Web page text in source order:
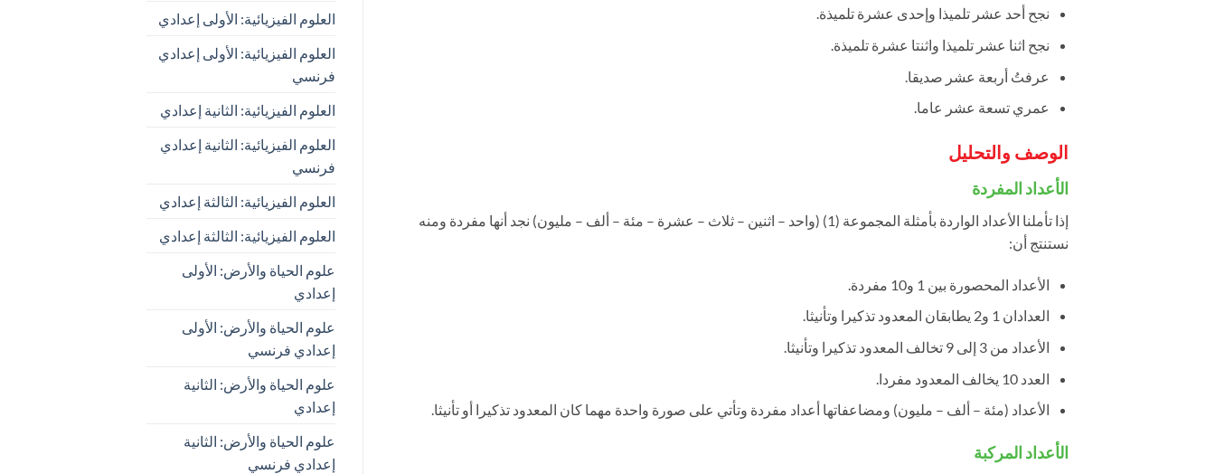
نجح أحد عشر تلميذا وإحدى عشرة تلميذة.
نجح اثنا عشر تلميذا واثنتا عشرة تلميذة.
عرفتُ أربعة عشر صديقا.
عمري تسعة عشر عاما.
الوصف والتحليل
الأعداد المفردة
إذا تأملنا الأعداد الواردة بأمثلة المجموعة (1) (واحد – اثنين – ثلاث – عشرة – مئة – ألف – مليون) نجد أنها مفردة ومنه
نستنتج أن:
الأعداد المحصورة بين 1 و10 مفردة.
العدادان 1 و2 يطابقان المعدود تذكيرا وتأنيثا.
الأعداد من 3 إلى 9 تخالف المعدود تذكيرا وتأنيثا.
العدد 10 يخالف المعدود مفردا.
الأعداد (مئة – ألف – مليون) ومضاعفاتها أعداد مفردة وتأتي على صورة واحدة مهما كان المعدود تذكيرا أو تأنيثا.
الأعداد المركبة
العلوم الفيزيائية: الأولى إعدادي
العلوم الفيزيائية: الأولى إعدادي
فرنسي
العلوم الفيزيائية: الثانية إعدادي
العلوم الفيزيائية: الثانية إعدادي
فرنسي
العلوم الفيزيائية: الثالثة إعدادي
العلوم الفيزيائية: الثالثة إعدادي
علوم الحياة والأرض: الأولى
إعدادي
علوم الحياة والأرض: الأولى
إعدادي فرنسي
علوم الحياة والأرض: الثانية
إعدادي
علوم الحياة والأرض: الثانية
إعدادي فرنسي